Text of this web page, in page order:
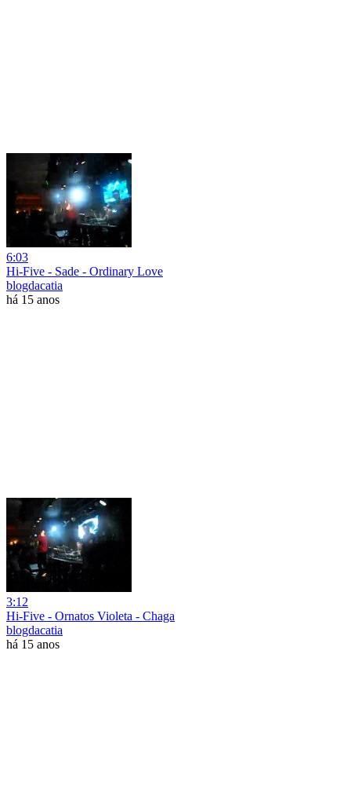
6:03
Hi-Five - Sade - Ordinary Love
blogdacatia
há 15 anos
3:12
Hi-Five - Ornatos Violeta - Chaga
blogdacatia
há 15 anos